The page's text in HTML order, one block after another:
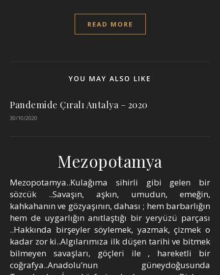
READ MORE
YOU MAY ALSO LIKE
Pandemide Çıralı Antalya – 2020
30/10/2020
Mezopotamya
Mezopotamya..Kulağıma sihirli gibi gelen bir
sözcük ..Savaşın, aşkın, umudun, emeğin,
kahkahanın ve gözyaşının, dahası ; hem barbarlığın
hem de uygarlığın anıtlaştığı bir yeryüzü parçası
..Hakkında birşeyler söylemek, yazmak, çizmek o
kadar zor ki..Algılarımıza ilk düşen tarihi ve bitmek
bilmeyen savaşları, göçleri ile , hareketli bir
coğrafya..Anadolu’nun güneydoğusunda